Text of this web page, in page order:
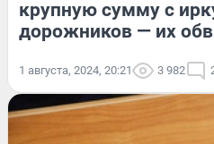
крупную сумму с
дорожников — их
1 августа, 2024, 20:21 3 982